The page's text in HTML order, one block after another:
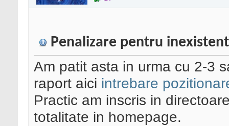
Penalizare pentru
Am patit asta in urma cu 2-3
raport aici intrebare
Practic am inscris in
totalitate in homepage.